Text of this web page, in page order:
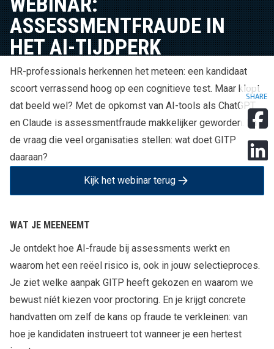
ASSESSMENTFRAUDE IN
HET AI-TIJDPERK
SHARE
HR-professionals herkennen het meteen: een kandidaat
scoort verrassend hoog op een cognitieve test. Maar klopt
dat beeld wel? Met de opkomst van AI-tools als ChatGPT
en Claude is assessmentfraude makkelijker geworden. En
de vraag die veel organisaties stellen: wat doet GITP
daaraan?
Kijk het webinar terug
WAT JE MEENEEMT
Je ontdekt hoe AI-fraude bij assessments werkt en
waarom het een reëel risico is, ook in jouw selectieproces.
Je ziet welke aanpak GITP heeft gekozen en waarom we
bewust níét kiezen voor proctoring. En je krijgt concrete
handvatten om zelf de kans op fraude te verkleinen: van
hoe je kandidaten instrueert tot wanneer je een hertest